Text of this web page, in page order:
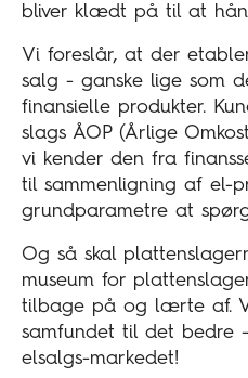
bliver klædt på til at
Vi foreslår, at der
salg - ganske lige som
finansielle produkter.
slags ÅOP (Årlige
vi kender den fra
til sammenligning af el-
grundparametre at
Og så skal
museum for
tilbage på og lærte af.
samfundet til det bedre
elsalgs-markedet!